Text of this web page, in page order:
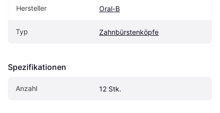
Hersteller Oral-B
Typ Zahnbürstenköpfe
Spezifikationen
Anzahl 12 Stk.